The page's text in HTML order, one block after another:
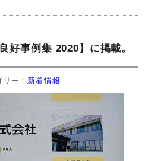
好事例集 2020】に掲載。
ー： 新着情報